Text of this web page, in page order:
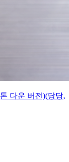
다운 버전)(당당,